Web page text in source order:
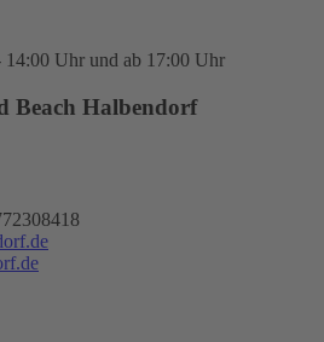
14:00 Uhr und ab 17:00 Uhr
Beach Halbendorf